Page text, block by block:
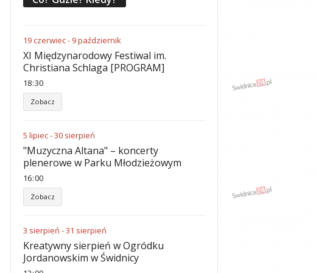
19czerwiec- 9październik
XI Międzynarodowy Festiwal im.
Christiana Schlaga [PROGRAM]
18:30
Zobacz
5 lipiec-30 sierpień
"Muzyczna Altana" – koncerty
plenerowe w Parku Młodzieżowym
16:00
Zobacz
3 sierpień -31 sierpień
Kreatywny sierpień w Ogródku
Jordanowskim w Świdnicy